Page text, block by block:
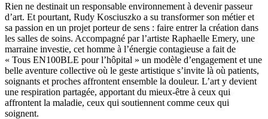
Rien ne destinait un responsable environnement à devenir passeur
d’art. Et pourtant, Rudy Kosciuszko a su transformer son métier et
sa passion en un projet porteur de sens : faire entrer la création dans
les salles de soins. Accompagné par l’artiste Raphaelle Emery, une
marraine investie, cet homme à l’énergie contagieuse a fait de
« Tous EN100BLE pour l’hôpital » un modèle d’engagement et une
belle aventure collective où le geste artistique s’invite là où patients,
soignants et proches affrontent ensemble la douleur. L’art y devient
une respiration partagée, apportant du mieux-être à ceux qui
affrontent la maladie, ceux qui soutiennent comme ceux qui
soignent.